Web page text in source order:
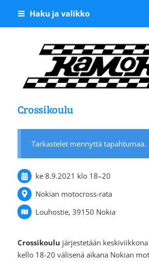
Siirry
Haku ja valikko
Crossikoulu
Tarkastelet mennyttä tapahtumaa.
ke 8.9.2021 klo 18–20
Nokian motocross-rata
Louhostie, 39150 Nokia
Crossikoulu järjestetään
kello 18-20 välisenä aikana Nokian